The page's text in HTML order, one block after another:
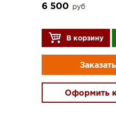
6 500 руб
В корзину
Оформить